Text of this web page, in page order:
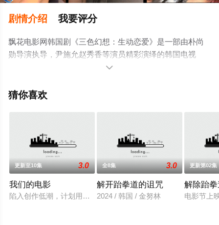
剧情介绍 我要评分
飘花电影网韩国剧《三色幻想：生动恋爱》是一部由朴尚
勋导演执导，尹施允赵秀香等演员精彩演绎的韩国电视
剧，手机免费观看高清未删减完整版电视剧全集就上飘花
豆瓣电视剧、电视猫或剧情网等平台了解。

猜你喜欢
更新至10集 3.0
我们的电影
陷入创作低潮，计划用崭新作品重返舞台的获奖导演（南宫珉
全8集 3.0
解开跆拳道的诅咒
2024 / 韩国 / 金努林
更新第02集
解除跆
电影节上